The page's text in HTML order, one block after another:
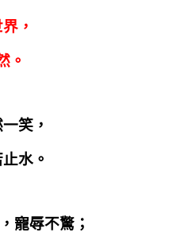
，
。
笑，
水。
寵辱不驚；